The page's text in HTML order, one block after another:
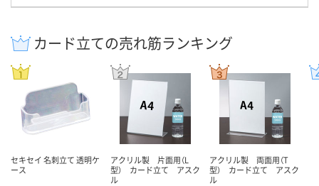
カード立ての売れ筋ランキング
セキセイ 名刺立て 透明ケ
ース
アクリル製 片面用（L
型） カード立て アスク
ル
アクリル製 両面用（T
型） カード立て アスク
ル